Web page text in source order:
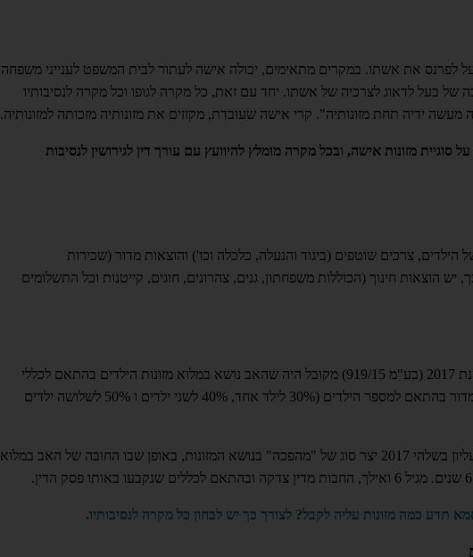
לפרנס את אשתו. במקרים מתאימים, יכולה אישה לעתור לבית המשפט לענייני משפחה
של בעל לדאוג לצרכיה של אשתו. יחד עם זאת, כל מקרה לגופו וכל מקרה לנסיבותיו
ידיה תחת מזונותיה". קרי אישה שעובדת, מקזזים את מזונותיה מזכותה למזונותיה.
מזונות אישה, ובכל מקרה מומלץ להיוועץ עם עורך דין לגירושין לנסיבות
הילדים, צרכים שוטפים (ביגוד והנעלה, כלכלה וכו') והוצאות מדור (שכירות
הוצאות חינוך (הכוללות משפחתון, גנים, צהרונים, חוגים, קייטנות וכל התשלומים
עד לפסק הדין של בית המשפט העליון שניתן בשנת 2017 (בע"מ 919/15) מקובל היה שהאב נושא במלוא מזונות הילדים בהתאם לכללי
שנהגו בפסיקה. מינימום של כ – 1,400 ₪ לילד, ומדור בהתאם למספר הילדים (30% לילד אחד, 40% לשני ילדים ו 50% לשלושה ילדים
פסק הדין אשר יצא תחת ידו של בית המשפט העליון בשלהי 2017 יצר סוג של "מהפכה" בנושא המזונות, באופן שבו החובה של האב במלוא
תדע כמה מזונות עליה לקבל? לצורך כך יש לבחון כל מקרה לנסיבותיו.